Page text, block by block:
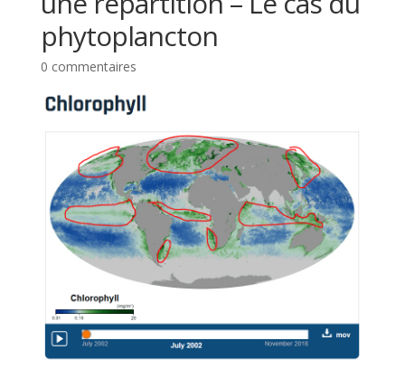
phytoplancton
0 commentaires